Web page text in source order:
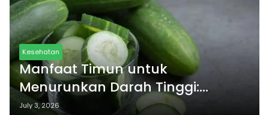
Kesehatan
Manfaat Timun untuk
Menurunkan Darah Tinggi:
Sayuran Segar
July 3, 2026